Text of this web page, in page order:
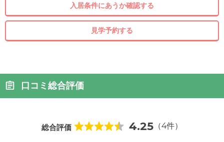
入居条件にあうか確認する
見学予約する
口コミ総合評価
総合評価 4.25 （4件）